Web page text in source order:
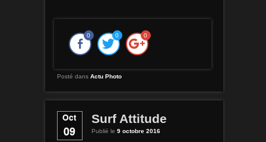
0 0 0
Posté dans Actu Photo
Oct
09
Surf Attitude
Publié le 9 octobre 2016